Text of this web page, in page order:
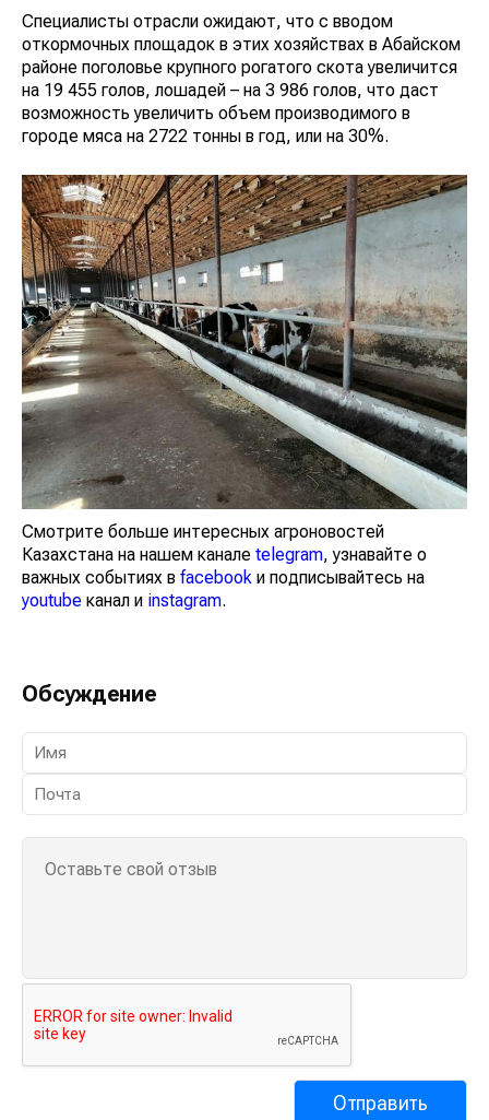
Специалисты отрасли ожидают, что с вводом
откормочных площадок в этих хозяйствах в Абайском
районе поголовье крупного рогатого скота увеличится
на 19 455 голов, лошадей – на 3 986 голов, что даст
возможность увеличить объем производимого в
городе мяса на 2722 тонны в год, или на 30%.
Смотрите больше интересных агроновостей
Казахстана на нашем канале telegram, узнавайте о
важных событиях в facebook и подписывайтесь на
youtube канал и instagram.
Обсуждение